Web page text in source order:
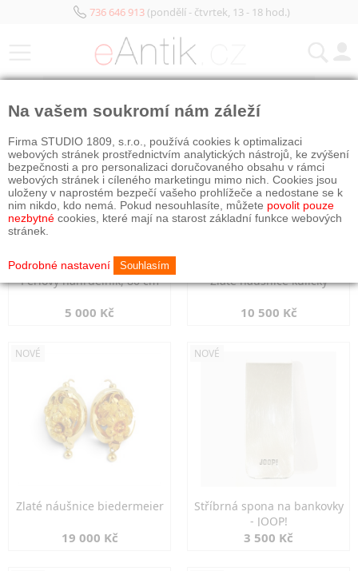
736 646 913(pondělí - čtvrtek, 13 - 18 hod.)
Perlový náhrdelník, 80 cm
5 000 Kč
Zlaté náušnice kuličky
10 500 Kč
NOVÉ
Zlaté náušnice biedermeier
19 000 Kč
NOVÉ
Stříbrná spona na bankovky
- JOOP!
3 500 Kč
Na vašem soukromí nám záleží
Firma STUDIO 1809, s.r.o., používá cookies k optimalizaci
webových stránek prostřednictvím analytických nástrojů, ke zvýšení
bezpečnosti a pro personalizaci doručovaného obsahu v rámci
webových stránek i cíleného marketingu mimo nich. Cookies jsou
uloženy v naprostém bezpečí vašeho prohlížeče a nedostane se k
nim nikdo, kdo nemá. Pokud nesouhlasíte, můžete povolit pouze
nezbytné cookies, které mají na starost základní funkce webových
stránek.
Podrobné nastavení Souhlasím